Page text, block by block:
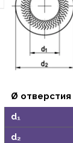
Ø отверстия
d₁
d₂